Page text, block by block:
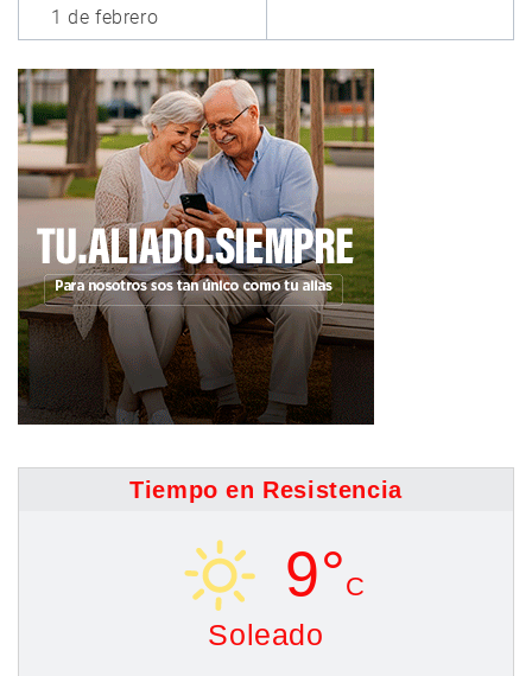
1 de febrero
Tiempo en Resistencia
9°C
Soleado